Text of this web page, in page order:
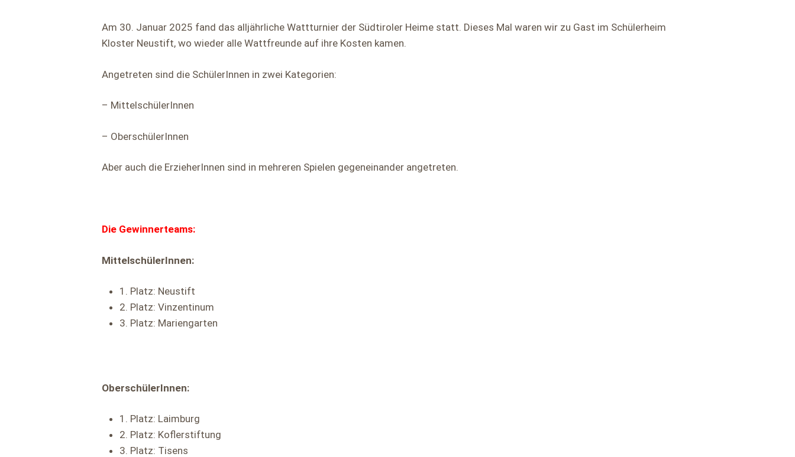
Am 30. Januar 2025 fand das alljährliche Wattturnier der Südtiroler Heime statt. Dieses Mal waren wir zu Gast im Schülerheim
Kloster Neustift, wo wieder alle Wattfreunde auf ihre Kosten kamen.
Angetreten sind die SchülerInnen in zwei Kategorien:
– MittelschülerInnen
– OberschülerInnen
Aber auch die ErzieherInnen sind in mehreren Spielen gegeneinander angetreten.
Die Gewinnerteams:
MittelschülerInnen:
1. Platz: Neustift
2. Platz: Vinzentinum
3. Platz: Mariengarten
OberschülerInnen:
1. Platz: Laimburg
2. Platz: Koflerstiftung
3. Platz: Tisens